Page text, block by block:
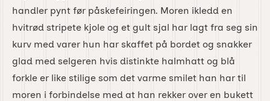
handler pynt før påskefeiringen. Moren ikledd en
hvitrød stripete kjole og et gult sjal har lagt fra seg sin
kurv med varer hun har skaffet på bordet og snakker
glad med selgeren hvis distinkte halmhatt og blå
forkle er like stilige som det varme smilet han har til
moren i forbindelse med at han rekker over en bukett